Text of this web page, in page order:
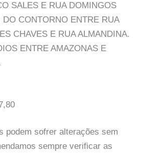
SALES E RUA DOMINGOS
DO CONTORNO ENTRE RUA
CHAVES E RUA ALMANDINA.
ENTRE AMAZONAS E
podem sofrer alterações sem
sempre verificar as